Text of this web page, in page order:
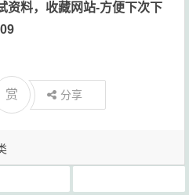
资料，收藏网站-方便下次下
赏 分享